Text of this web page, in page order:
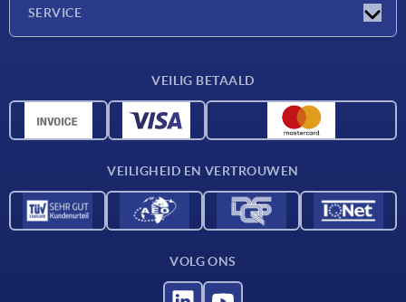
SERVICE
CAD-gegevens
VEILIG BETAALD
VEILIGHEID EN VERTROUWEN
VOLG ONS